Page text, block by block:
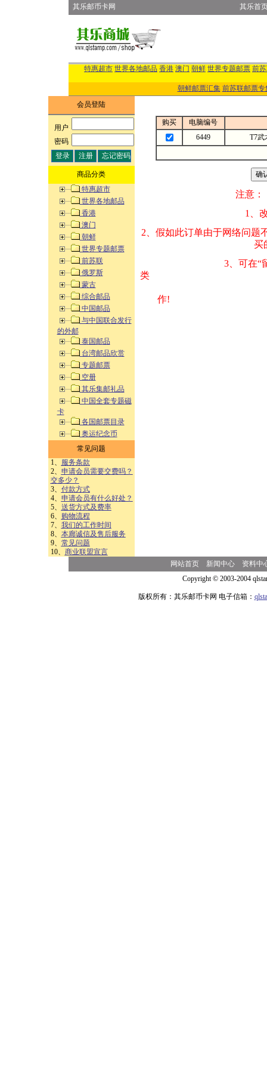
其乐邮币卡网 其乐首
特惠超市 世界各地邮品 香港 澳门 朝鲜 世界专题邮票 前
朝鲜邮票汇集 前苏联邮票专
会员登陆
用户:
密码:
商品分类
特惠超市
世界各地邮品
香港
澳门
朝鲜
世界专题邮票
前苏联
俄罗斯
蒙古
综合邮品
中国邮品
与中国联合发行
的外邮
泰国邮品
台湾邮品欣赏
专题邮票
空册
其乐集邮礼品
中国全套专题磁
卡
各国邮票目录
奥运纪念币
常见问题
1、
服务条款
2、 申请会员需要交费吗？
交多少？
3、 付款方式
4、 申请会员有什么好处？
5、 送货方式及费率
6、
购物流程
7、 我们的工作时间
8、 本廊诚信及售后服务
9、 常见问题
10、 商业联盟宣言
购买
电脑编号
6449
T7武
注意：
1、改变商品数量
2、假如此订单由
买的邮品的“
3、可在“
类 方式告之
作!
网站首页 新闻中心
资料中
Copyright © 2003-2004
版权所有：其乐邮币卡网 电子信箱：